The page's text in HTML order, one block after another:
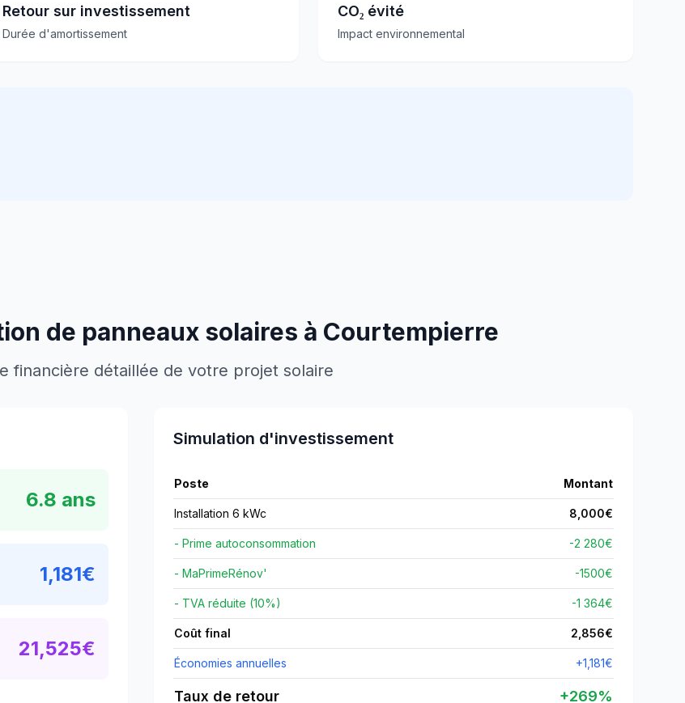
Retour sur investissement
Durée d'amortissement
CO₂ évité
Impact environnemental
de panneaux solaires à Courtempierre
financière détaillée de votre projet solaire
6.8 ans
1,181€
21,525€
Simulation d'investissement
Poste Montant
Installation 6 kWc 8,000€
- Prime autoconsommation -2 280€
- MaPrimeRénov' -1500€
- TVA réduite (10%) -1 364€
Coût final 2,856€
Économies annuelles +1,181€
Taux de retour +269%